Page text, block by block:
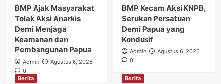
BMP Ajak Masyarakat
Tolak Aksi Anarkis
Demi Menjaga
Keamanan dan
Pembangunan Papua
Admin
Agustus 6, 2026
0
BMP Kecam Aksi KNPB,
Serukan Persatuan
Demi Papua yang
Kondusif
Admin
Agustus 6, 2026
0
Berita Berita